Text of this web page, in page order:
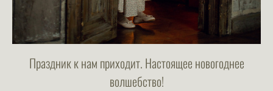
Праздник к нам приходит. Настоящее новогоднее
волшебство!